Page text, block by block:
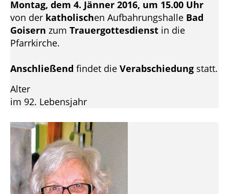
Montag, dem 4. Jänner 2016, um 15.00 Uhr
von der katholischen Aufbahrungshalle Bad
Goisern zum Trauergottesdienst in die
Pfarrkirche.
Anschließend findet die Verabschiedung statt.
Alter
im 92. Lebensjahr